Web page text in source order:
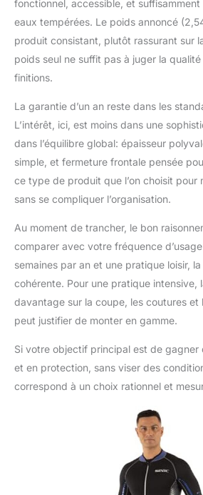
fonctionnel, accessible, et
eaux tempérées. Le poids annoncé
produit consistant, plutôt rassurant sur
poids seul ne suffit pas à juger la
finitions.
La garantie d’un an reste dans les
L’intérêt, ici, est moins dans une
dans l’équilibre global: épaisseur
simple, et fermeture frontale pensée
ce type de produit que l’on choisit pour
sans se compliquer l’organisation.
Au moment de trancher, le bon
comparer avec votre fréquence
semaines par an et une pratique loisir,
cohérente. Pour une pratique intensive,
davantage sur la coupe, les coutures et
peut justifier de monter en gamme.
Si votre objectif principal est de gagner
et en protection, sans viser des
correspond à un choix rationnel et